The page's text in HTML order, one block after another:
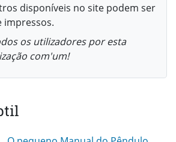
disponíveis no site podem ser
impressos.
os utilizadores por esta
com'um!